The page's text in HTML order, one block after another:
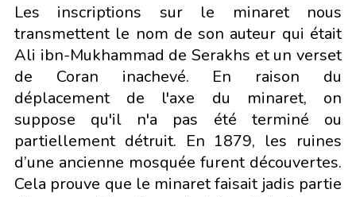
Les inscriptions sur le minaret nous
transmettent le nom de son auteur qui était
Ali ibn-Mukhammad de Serakhs et un verset
de Coran inachevé. En raison du
déplacement de l'axe du minaret, on
suppose qu'il n'a pas été terminé ou
partiellement détruit. En 1879, les ruines
d’une ancienne mosquée furent découvertes.
Cela prouve que le minaret faisait jadis partie